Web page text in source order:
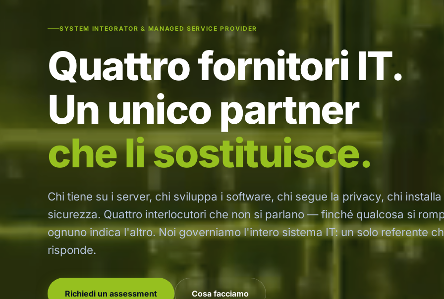
SYSTEM INTEGRATOR & MANAGED SERVICE PROVIDER
Quattro fornitori IT.
Un unico partner
che li sostituisce.
Chi tiene su i server, chi sviluppa i software, chi segue la privacy, chi installa
sicurezza. Quattro interlocutori che non si parlano — finché qualcosa si
ognuno indica l'altro. Noi governiamo l'intero sistema IT: un solo referente
risponde.
Richiedi un assessment Cosa facciamo